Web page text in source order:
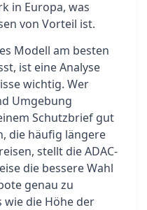
in Europa, was
von Vorteil ist.
Modell am besten
ist eine Analyse
wichtig. Wer
Umgebung
Schutzbrief gut
die häufig längere
stellt die ADAC-
die bessere Wahl
genau zu
wie die Höhe der